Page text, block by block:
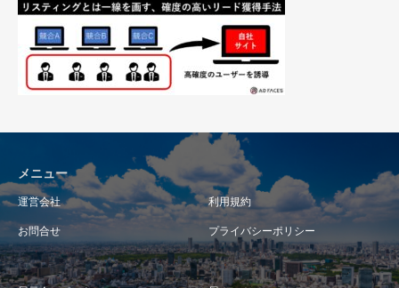
メニュー
運営会社 利用規約
お問合せ プライバシーポリシー